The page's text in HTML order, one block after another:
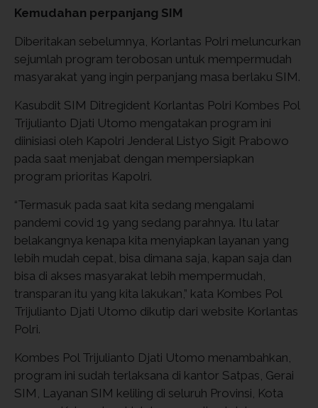
Kemudahan perpanjang SIM
Diberitakan sebelumnya, Korlantas Polri meluncurkan
sejumlah program terobosan untuk mempermudah
masyarakat yang ingin perpanjang masa berlaku SIM.
Kasubdit SIM Ditregident Korlantas Polri Kombes Pol
Trijulianto Djati Utomo mengatakan program ini
diinisiasi oleh Kapolri Jenderal Listyo Sigit Prabowo
pada saat menjabat dengan mempersiapkan
program prioritas Kapolri.
“Termasuk pada saat kita sedang mengalami
pandemi covid 19 yang sedang parahnya. Itu latar
belakangnya kenapa kita menyiapkan layanan yang
lebih mudah cepat, bisa dimana saja, kapan saja dan
bisa di akses masyarakat lebih mempermudah,
transparan itu yang kita lakukan,” kata Kombes Pol
Trijulianto Djati Utomo dikutip dari website Korlantas
Polri.
Kombes Pol Trijulianto Djati Utomo menambahkan,
program ini sudah terlaksana di kantor Satpas, Gerai
SIM, Layanan SIM keliling di seluruh Provinsi, Kota